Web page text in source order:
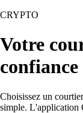
CRYPTO
Votre
Choisissez un
simple. L'application